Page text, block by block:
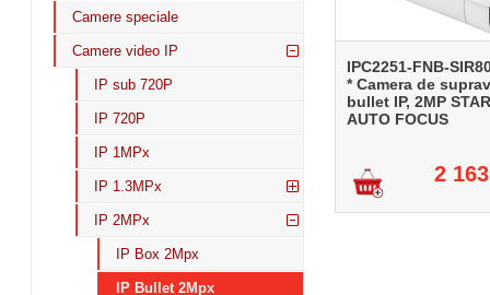
IPC2251-FNB-
* Camera de
bullet IP, 2MP
AUTO FOCUS
2 163
Camere speciale
Camere video IP
IP sub 720P
IP 720P
IP 1MPx
IP 1.3MPx
IP 2MPx
IP Box 2Mpx
IP Bullet 2Mpx